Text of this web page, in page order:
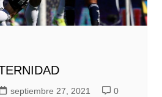
septiembre 27, 2021 0